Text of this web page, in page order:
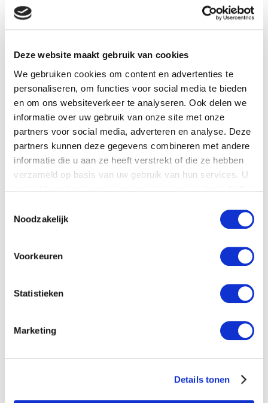
Deze website maakt gebruik van cookies
We gebruiken cookies om content en advertenties te
personaliseren, om functies voor social media te bieden
en om ons websiteverkeer te analyseren. Ook delen we
informatie over uw gebruik van onze site met onze
partners voor social media, adverteren en analyse. Deze
partners kunnen deze gegevens combineren met andere
informatie die u aan ze heeft verstrekt of die ze hebben
verzameld op basis van uw gebruik van hun services. U
Noodzakelijk
Voorkeuren
Statistieken
Marketing
Details tonen
zodat de vrijgekomen afvalstoffen sneller
worden afgevoerd. Lees hier meer over de
Wil je kennismaken met de massages van
Organic Massage in Breda? Schrijf je
hieronder in en ontvang 2,50
Welkomstkorting op je eerste reservering bij
Organic Massage.
Voornaam
Ik ga akkoord met de privacyverklaring van